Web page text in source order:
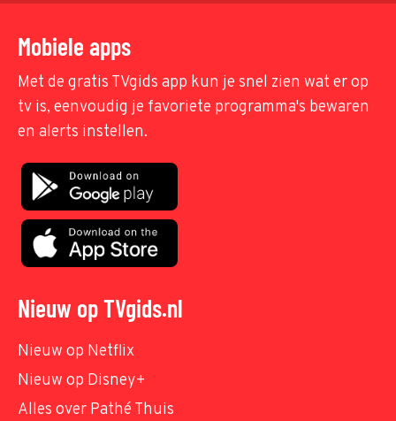
Mobiele apps
Met de gratis TVgids app kun je snel zien wat er op
tv is, eenvoudig je favoriete programma's bewaren
en alerts instellen.
Nieuw op TVgids.nl
Nieuw op Netflix
Nieuw op Disney+
Alles over Pathé Thuis